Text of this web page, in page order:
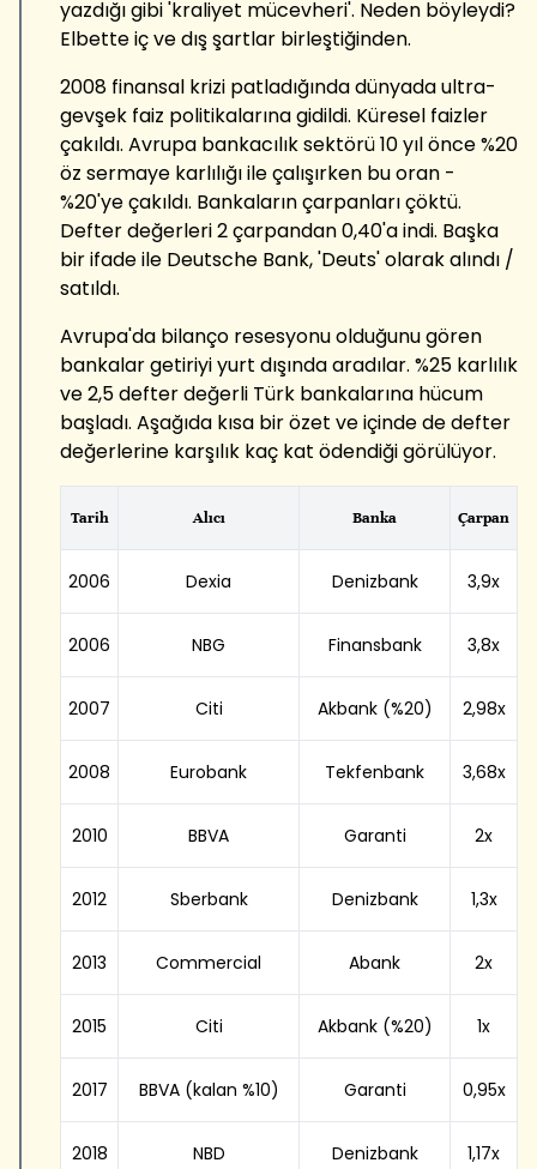
yazdığı gibi 'kraliyet mücevheri'. Neden böyleydi?
Elbette iç ve dış şartlar birleştiğinden.
2008 finansal krizi patladığında dünyada ultra-
gevşek faiz politikalarına gidildi. Küresel faizler
çakıldı. Avrupa bankacılık sektörü 10 yıl önce %20
öz sermaye karlılığı ile çalışırken bu oran -
%20'ye çakıldı. Bankaların çarpanları çöktü.
Defter değerleri 2 çarpandan 0,40'a indi. Başka
bir ifade ile Deutsche Bank, 'Deuts' olarak alındı /
satıldı.
Avrupa'da bilanço resesyonu olduğunu gören
bankalar getiriyi yurt dışında aradılar. %25 karlılık
ve 2,5 defter değerli Türk bankalarına hücum
başladı. Aşağıda kısa bir özet ve içinde de defter
değerlerine karşılık kaç kat ödendiği görülüyor.
Tarih Alıcı Banka Çarpan
2006 Dexia Denizbank 3,9x
2006 NBG Finansbank 3,8x
2007 Citi Akbank (%20) 2,98x
2008 Eurobank Tekfenbank 3,68x
2010 BBVA Garanti 2x
2012 Sberbank Denizbank 1,3x
2013 Commercial Abank 2x
2015 Citi Akbank (%20) 1x
2017 BBVA (kalan %10) Garanti 0,95x
2018 NBD Denizbank 1,17x